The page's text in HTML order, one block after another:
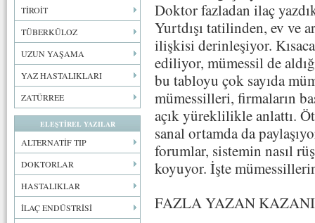
TİROİT
TÜBERKÜLOZ
UZUN YAŞAMA
YAZ HASTALIKLARI
ZATÜRREE
ELEŞTİREL YAZILAR
ALTERNATİF TIP
DOKTORLAR
HASTALIKLAR
İLAÇ ENDÜSTRİSİ
Doktor fazladan ilaç
Yurtdışı tatilinden, ev ve
ilişkisi derinleşiyor.
ediliyor, mümessil de
bu tabloyu çok sayıda
mümessilleri, firmaların
açık yüreklilikle anlattı.
sanal ortamda da
forumlar, sistemin nasıl
koyuyor. İşte
FAZLA YAZAN